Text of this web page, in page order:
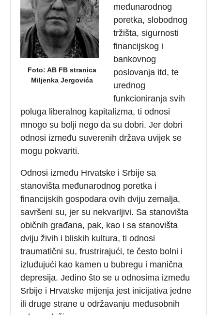
Foto: AB FB stranica
Miljenka Jergovića
međunarodnog
poretka, slobodnog
tržišta, sigurnosti
financijskog i
bankovnog
poslovanja itd, te
urednog
funkcioniranja svih
poluga liberalnog kapitalizma, ti odnosi
mnogo su bolji nego da su dobri. Jer dobri
odnosi između suverenih država uvijek se
mogu pokvariti.
Odnosi između Hrvatske i Srbije sa
stanovišta međunarodnog poretka i
financijskih gospodara ovih dviju zemalja,
savršeni su, jer su nekvarljivi. Sa stanovišta
običnih građana, pak, kao i sa stanovišta
dviju živih i bliskih kultura, ti odnosi
traumatični su, frustrirajući, te često bolni i
izluđujući kao kamen u bubregu i manična
depresija. Jedino što se u odnosima između
Srbije i Hrvatske mijenja jest inicijativa jedne
ili druge strane u održavanju međusobnih